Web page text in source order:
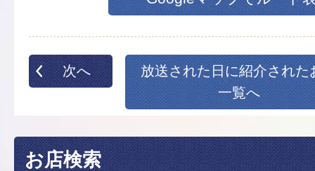
次へ
放送された日に紹介された
一覧へ
お店検索